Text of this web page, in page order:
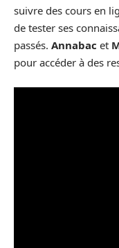
suivre des cours en
de tester ses
passés. Annabac et
pour accéder à des